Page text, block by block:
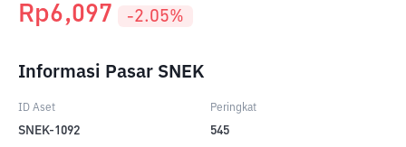
Rp6,097 -2.05%
Informasi Pasar SNEK
ID Aset
SNEK-1092
Peringkat
545